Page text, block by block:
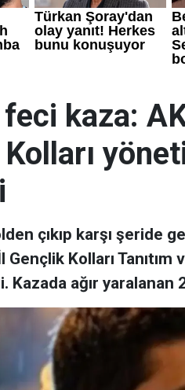
feci kaza:
çıkıp karşı şeride
Gençlik Kolları
Kazada ağır